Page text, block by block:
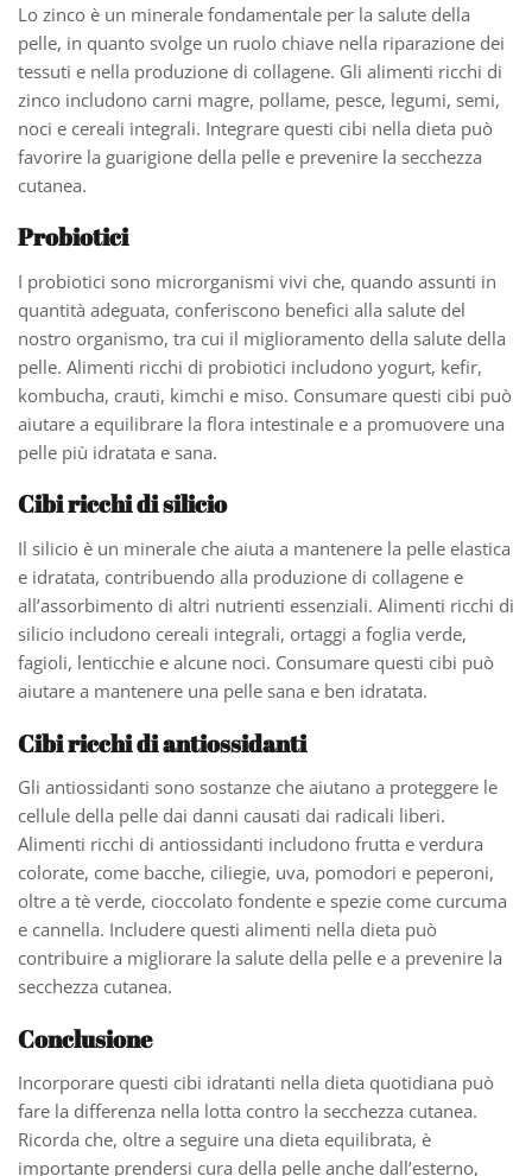
Lo zinco è un minerale fondamentale per la salute della
pelle, in quanto svolge un ruolo chiave nella riparazione dei
tessuti e nella produzione di collagene. Gli alimenti ricchi di
zinco includono carni magre, pollame, pesce, legumi, semi,
noci e cereali integrali. Integrare questi cibi nella dieta può
favorire la guarigione della pelle e prevenire la secchezza
cutanea.
Probiotici
I probiotici sono microrganismi vivi che, quando assunti in
quantità adeguata, conferiscono benefici alla salute del
nostro organismo, tra cui il miglioramento della salute della
pelle. Alimenti ricchi di probiotici includono yogurt, kefir,
kombucha, crauti, kimchi e miso. Consumare questi cibi può
aiutare a equilibrare la flora intestinale e a promuovere una
pelle più idratata e sana.
Cibi ricchi di silicio
Il silicio è un minerale che aiuta a mantenere la pelle elastica
e idratata, contribuendo alla produzione di collagene e
all’assorbimento di altri nutrienti essenziali. Alimenti ricchi di
silicio includono cereali integrali, ortaggi a foglia verde,
fagioli, lenticchie e alcune noci. Consumare questi cibi può
aiutare a mantenere una pelle sana e ben idratata.
Cibi ricchi di antiossidanti
Gli antiossidanti sono sostanze che aiutano a proteggere le
cellule della pelle dai danni causati dai radicali liberi.
Alimenti ricchi di antiossidanti includono frutta e verdura
colorate, come bacche, ciliegie, uva, pomodori e peperoni,
oltre a tè verde, cioccolato fondente e spezie come curcuma
e cannella. Includere questi alimenti nella dieta può
contribuire a migliorare la salute della pelle e a prevenire la
secchezza cutanea.
Conclusione
Incorporare questi cibi idratanti nella dieta quotidiana può
fare la differenza nella lotta contro la secchezza cutanea.
Ricorda che, oltre a seguire una dieta equilibrata, è
importante prendersi cura della pelle anche dall’esterno,